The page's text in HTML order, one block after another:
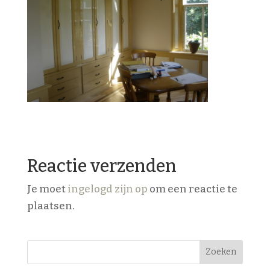
Reactie verzenden
Je moetingelogd zijn op om een reactie te
plaatsen.